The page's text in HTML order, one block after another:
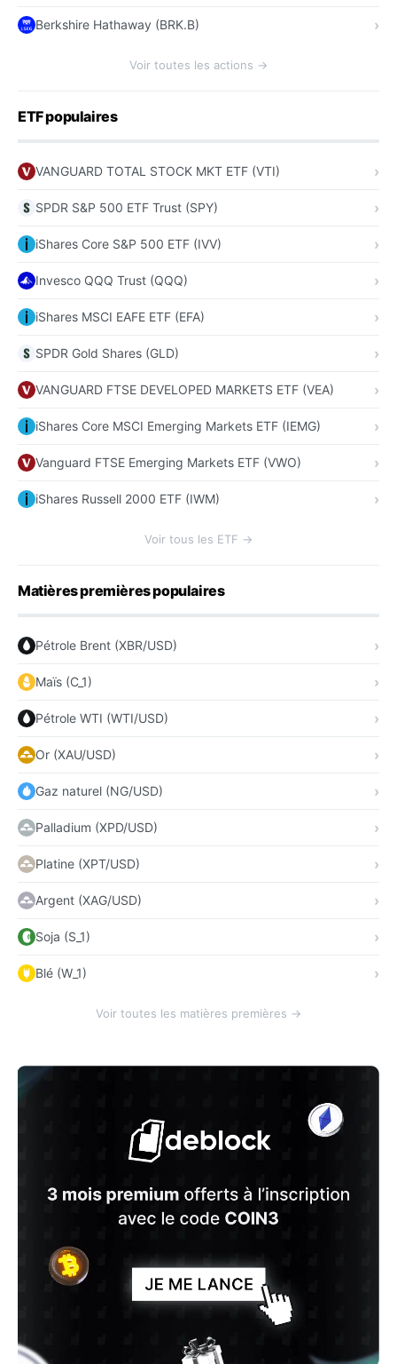
Berkshire Hathaway (BRK.B)
Voir toutes les actions →
ETF populaires
VANGUARD TOTAL STOCK MKT ETF (VTI)
SPDR S&P 500 ETF Trust (SPY)
iShares Core S&P 500 ETF (IVV)
Invesco QQQ Trust (QQQ)
iShares MSCI EAFE ETF (EFA)
SPDR Gold Shares (GLD)
VANGUARD FTSE DEVELOPED MARKETS ETF (VEA)
iShares Core MSCI Emerging Markets ETF (IEMG)
Vanguard FTSE Emerging Markets ETF (VWO)
iShares Russell 2000 ETF (IWM)
Voir tous les ETF →
Matières premières populaires
Pétrole Brent (XBR/USD)
Maïs (C_1)
Pétrole WTI (WTI/USD)
Or (XAU/USD)
Gaz naturel (NG/USD)
Palladium (XPD/USD)
Platine (XPT/USD)
Argent (XAG/USD)
Soja (S_1)
Blé (W_1)
Voir toutes les matières premières →